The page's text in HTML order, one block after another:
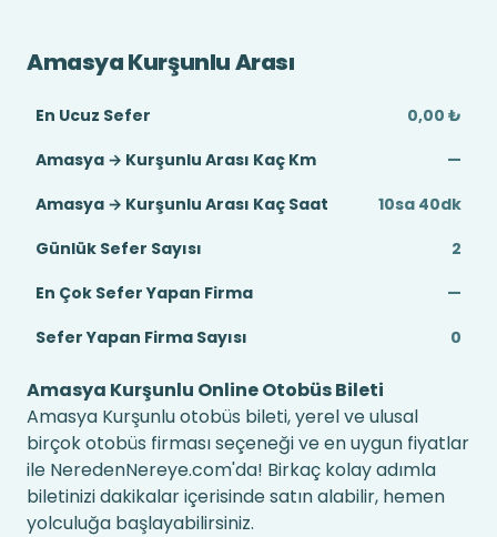
Amasya Kurşunlu Arası
En Ucuz Sefer
0,00 ₺
Amasya → Kurşunlu Arası Kaç Km
—
Amasya → Kurşunlu Arası Kaç Saat
10sa 40dk
Günlük Sefer Sayısı
2
En Çok Sefer Yapan Firma
—
Sefer Yapan Firma Sayısı
0
Amasya Kurşunlu Online Otobüs Bileti
Amasya Kurşunlu otobüs bileti, yerel ve ulusal
birçok otobüs firması seçeneği ve en uygun fiyatlar
ile NeredenNereye.com'da! Birkaç kolay adımla
biletinizi dakikalar içerisinde satın alabilir, hemen
yolculuğa başlayabilirsiniz.